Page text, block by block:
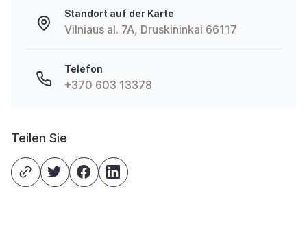
Standort auf der Karte
Vilniaus al. 7A, Druskininkai 66117
Telefon
+370 603 13378
Teilen Sie